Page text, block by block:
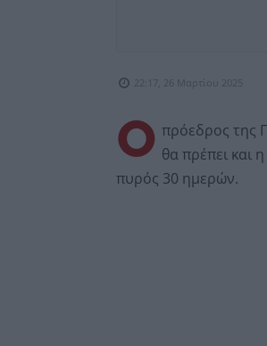
22:17, 26 Μαρτίου 2025
Ο πρόεδρος της
θα πρέπει και
πυρός 30 ημερών.